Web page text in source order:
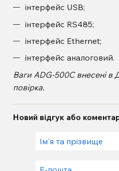
інтерфейс USB;
інтерфейс RS485;
інтерфейс Ethernet;
інтерфейс аналоговий.
Ваги ADG-500Свнесені в
повірка.
Новий відгук або